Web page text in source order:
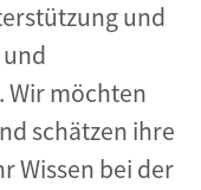
und
Wir möchten
schätzen ihre
Wissen bei der